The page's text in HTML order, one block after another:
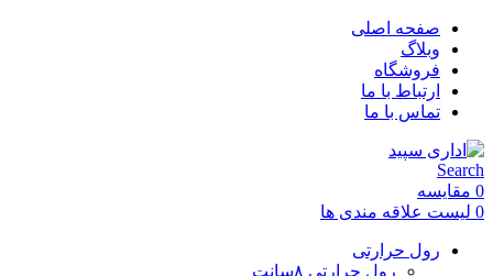
صفحه اصلی
وبلاگ
فروشگاه
ارتباط با ما
تماس با ما
Search
0 مقایسه
0 لیست علاقه مندی ها
رول حرارتی
رول حرارتی ۸سانت